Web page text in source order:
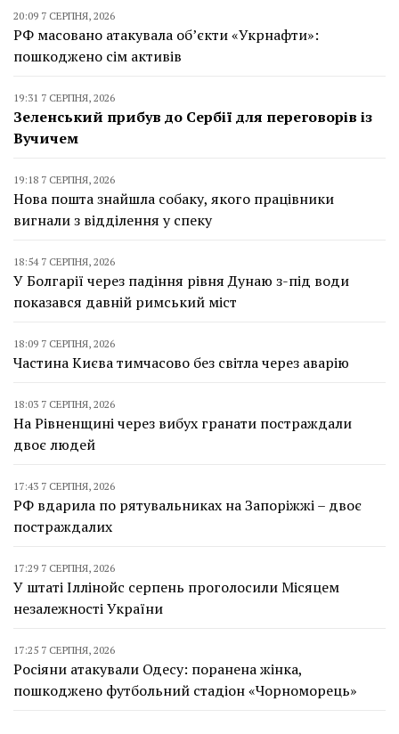
20:09 7 СЕРПНЯ, 2026
РФ масовано атакувала об’єкти «Укрнафти»:
пошкоджено сім активів
19:31 7 СЕРПНЯ, 2026
Зеленський прибув до Сербії для переговорів із
Вучичем
19:18 7 СЕРПНЯ, 2026
Нова пошта знайшла собаку, якого працівники
вигнали з відділення у спеку
18:54 7 СЕРПНЯ, 2026
У Болгарії через падіння рівня Дунаю з-під води
показався давній римський міст
18:09 7 СЕРПНЯ, 2026
Частина Києва тимчасово без світла через аварію
18:03 7 СЕРПНЯ, 2026
На Рівненщині через вибух гранати постраждали
двоє людей
17:43 7 СЕРПНЯ, 2026
РФ вдарила по рятувальниках на Запоріжжі – двоє
постраждалих
17:29 7 СЕРПНЯ, 2026
У штаті Іллінойс серпень проголосили Місяцем
незалежності України
17:25 7 СЕРПНЯ, 2026
Росіяни атакували Одесу: поранена жінка,
пошкоджено футбольний стадіон «Чорноморець»